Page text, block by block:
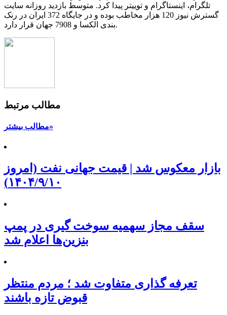
تلگرام، اینستاگرام و توییتر پیدا کرد. متوسط بازدید روزانه سایت
گسترش نیوز 120 هزار مخاطب بوده و در جایگاه 372 ایران در رنک
بندی الکسا و 7908 جهان قرار دارد.
مطالب مرتبط
مطالب بیشتر»
بازار معکوس شد | قیمت جهانی نفت (امروز
۱۴۰۴/۹/۱۰)
سقف مجاز سهمیه سوخت گیری در پمپ
بنزین‌ها اعلام شد
تعرفه‌ گذاری متفاوت شد ؛ مردم منتظر
قبوض تازه باشند